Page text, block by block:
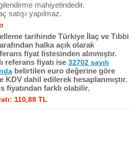
mahiyetindedir.
satışı yapılmaz.
tarihinde Türkiye İlaç ve Tıbbi
halka açık olarak
fiyat listesinden alınmıştır.
referans fiyatı ise 32702 sayılı
belirtilen euro değerine göre
KDV dahil edilerek hesaplanmıştır.
fiyatından farklı olabilir.
110,88 TL